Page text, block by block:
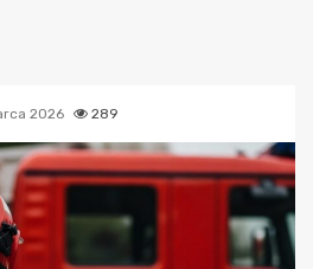
2026 289